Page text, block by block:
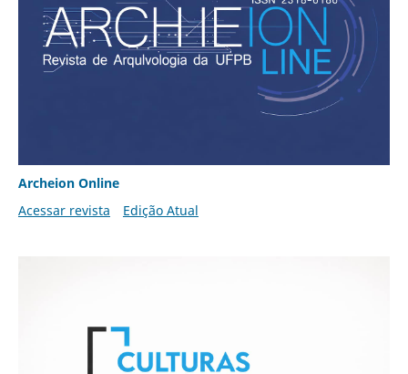
Archeion Online
Acessar revista
Edição Atual